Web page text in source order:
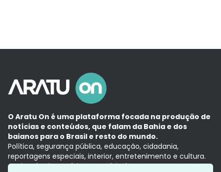
O Aratu On é uma plataforma focada na produção de
notícias e conteúdos, que falam da Bahia e dos
baianos para o Brasil e resto do mundo.
Política, segurança pública, educação, cidadania,
reportagens especiais, interior, entretenimento e cultura.
Aqui, tudo vira notícia e a notícia é no tempo presente,